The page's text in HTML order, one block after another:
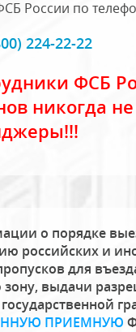
России по
224-22-22
ФСБ
никогда
о порядке
российских и
для
выдачи
ПРИЕМНУЮ